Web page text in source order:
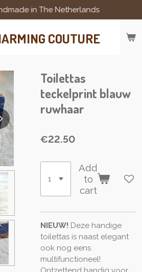
COUTURE
in The Netherlands
Toilettas
teckelprint blauw
ruwhaar
€22.50
Add
to
cart
NIEUW! Deze handige
toilettas is naast elegant
ook nog eens
multifunctioneel!